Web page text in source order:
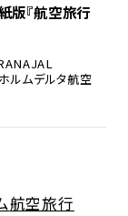
版『航空旅行
ANAJAL
ルムデルタ航空
航空旅行